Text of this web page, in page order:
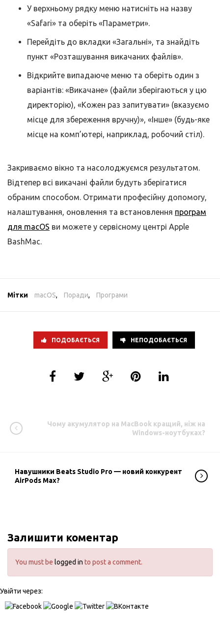
У верхньому рядку меню натисніть на назву
«Safari» та оберіть «Параметри».
Перейдіть до вкладки «Загальні», та знайдіть
пункт «Розташування викачаних файлів».
Відкрийте випадаюче меню та оберіть один з
варіантів: «Викачане» (файли зберігаються у цю
директорію), «Кожен раз запитувати» (вказуємо
місце для збереження вручну)», «Інше» (будь-яке
місце на комп’ютері, наприклад, робочий стіл).
Закриваємо вікно та насолоджуємся результатом.
Відтепер всі викачані файли будуть зберігатися
обраним способом. Отримати професійну допомогу,
налаштування, оновлення та встановлення програм
для macOS ви можете у сервісному центрі Apple
BashMac.
Мітки macOS, Поради, Програми
ПОДОБАЄТЬСЯ НЕПОДОБАЄТЬСЯ
Чому акумулятор на MacBook кращий, ніж на
Windows-ноутбуках?
Навушники Beats Studio Pro — новий конкурент
AirPods Max?
Залишити коментар
You must be logged in to post a comment.
Увійти через: